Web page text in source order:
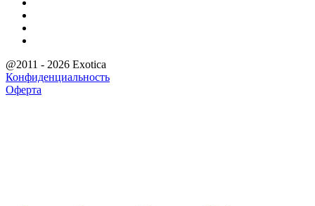
@2011 - 2026 Exotica
Конфиденциальность
Оферта